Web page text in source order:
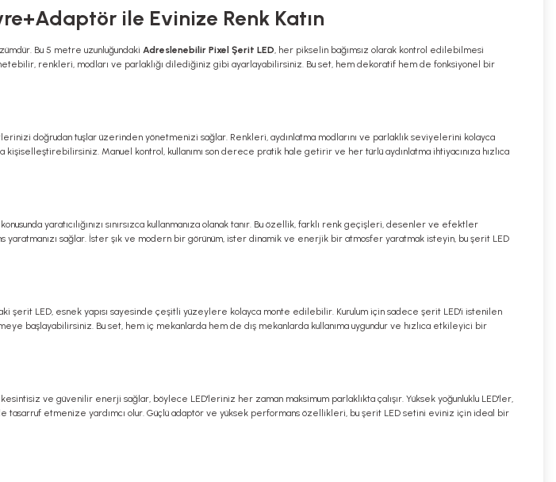
ile Evinize Renk Katın
Bu 5 metre uzunluğundaki Adreslenebilir Pixel Şerit LED, her pikselin bağımsız olarak kontrol edilebilmesi
renkleri, modları ve parlaklığı dilediğiniz gibi ayarlayabilirsiniz. Bu set, hem dekoratif hem de fonksiyonel bir
doğrudan tuşlar üzerinden yönetmenizi sağlar. Renkleri, aydınlatma modlarını ve parlaklık seviyelerini kolayca
Manuel kontrol, kullanımı son derece pratik hale getirir ve her türlü aydınlatma ihtiyacınıza hızlıca
yaratıcılığınızı sınırsızca kullanmanıza olanak tanır. Bu özellik, farklı renk geçişleri, desenler ve efektler
sağlar. İster şık ve modern bir görünüm, ister dinamik ve enerjik bir atmosfer yaratmak isteyin, bu şerit LED
şerit LED, esnek yapısı sayesinde çeşitli yüzeylere kolayca monte edilebilir. Kurulum için sadece şerit LED'i istenilen
başlayabilirsiniz. Bu set, hem iç mekanlarda hem de dış mekanlarda kullanıma uygundur ve hızlıca etkileyici bir
ve güvenilir enerji sağlar, böylece LED'leriniz her zaman maksimum parlaklıkta çalışır. Yüksek yoğunluklu LED'ler,
tasarruf etmenize yardımcı olur. Güçlü adaptör ve yüksek performans özellikleri, bu şerit LED setini eviniz için ideal bir